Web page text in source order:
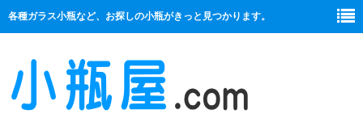
各種ガラス小瓶など、お探しの小瓶がきっと見つかります。